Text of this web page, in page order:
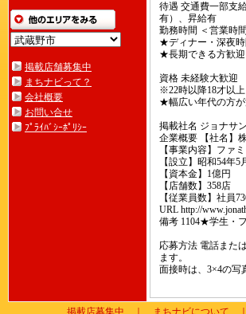
掲載店舗募集中
まちナビって？
会社概要
お問い合せ
ﾌﾟﾗｲﾊﾞｼｰﾎﾟﾘｼｰ
待遇 交通費一部支
有）、昇給有
勤務時間 ＜営業時
★ディナー・深夜
★長期できる方歓迎
資格 未経験大歓迎
※22時以降18才以上
★幅広い年代の方が
掲載社名 ジョナサ
企業概要 【社名】
【事業内容】ファ
【設立】昭和54年5
【資本金】1億円
【店舗数】358店
【従業員数】社員
URL http://
備考 1104★学生・
応募方法 電話また
ます。
面接時は、3×4の写
掲載店募集中 まちナビについて